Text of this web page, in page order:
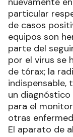
particular
de casos
equipos son
parte del
por el virus se
de tórax; la
indispensable,
un
para el
otras
El aparato de